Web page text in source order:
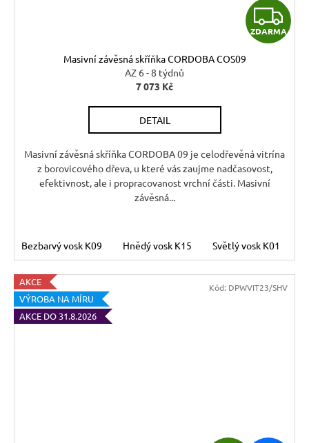
Z
D
A
ZDARMA
Masivní závěsná skříňka CORDOBA COS09
AZ 6 - 8 týdnů
7 073 Kč
DETAIL
Masivní závěsná skříňka CORDOBA 09 je celodřevěná vitrína
z borovicového dřeva, u které vás zaujme nadčasovost,
efektivnost, ale i propracovanost vrchní části. Masivní
závěsná...
Bezbarvý vosk K09 Hnědý vosk K15 Světlý vosk K01
AKCE
VÝROBA NA MÍRU
AKCE DO 31.8.2026
Kód: DPWVIT23/SHV